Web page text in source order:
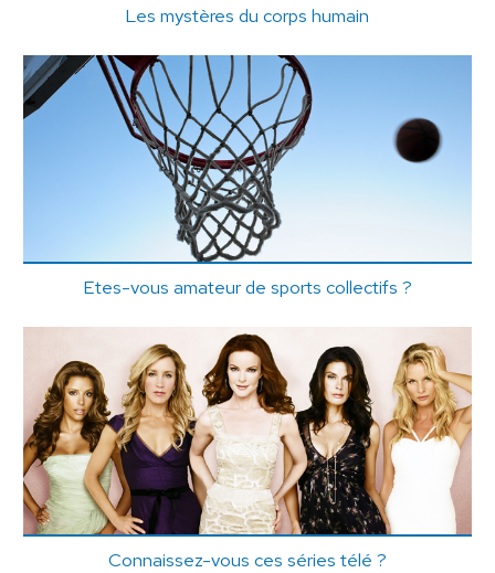
Les mystères du corps humain
Etes-vous amateur de sports collectifs ?
Connaissez-vous ces séries télé ?